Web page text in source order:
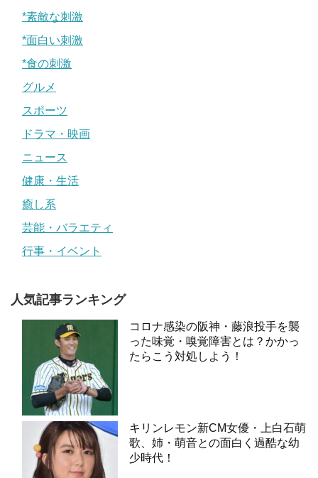
*素敵な刺激
*面白い刺激
*食の刺激
グルメ
スポーツ
ドラマ・映画
ニュース
健康・生活
癒し系
芸能・バラエティ
行事・イベント
人気記事ランキング
コロナ感染の阪神・藤浪投手を襲
った味覚・嗅覚障害とは？かかっ
たらこう対処しよう！
キリンレモン新CM女優・上白石萌
歌、姉・萌音との面白く過酷な幼
少時代！